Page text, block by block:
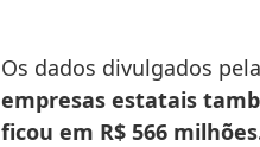
Os dados divulgados
empresas estatais
ficou em R$ 566